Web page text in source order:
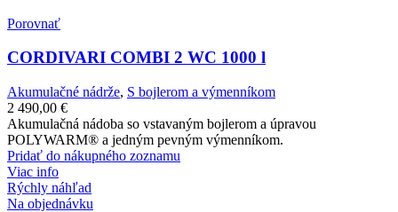
Porovnať
CORDIVARI COMBI 2 WC 1000 l
Akumulačné nádrže, S bojlerom a výmenníkom
2 490,00 €
Akumulačná nádoba so vstavaným bojlerom a úpravou
POLYWARM® a jedným pevným výmenníkom.
Pridať do nákupného zoznamu
Viac info
Rýchly náhľad
Na objednávku